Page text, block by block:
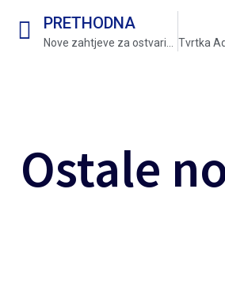
PRETHODNA
Ostale